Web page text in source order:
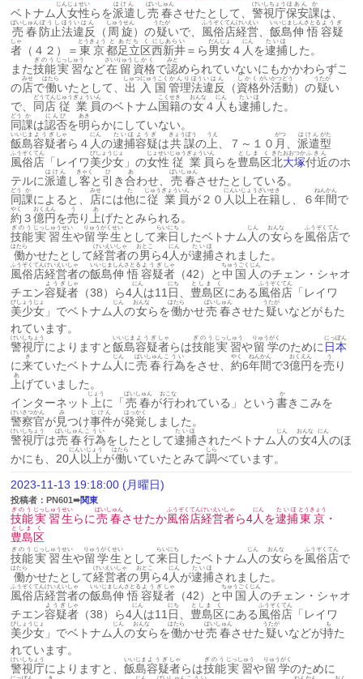
ベトナム 人
じん
女性
じょせい
らを派遣
はけん
し売春
ばいしゅん
させたとして、 警視庁
けいしちょう
保安
ほあん
課
か
は、
売春
ばいしゅん
防止
ぼうし
法
ほう
違反
いはん
（ 周旋
しゅうせん
）の疑
うたが
いで、 風俗
ふうぞく
店
てん
経営
けいえい
飯島
いいじま
伸
しん
悟
さとる
容疑
ようぎ
者
しゃ
（４２）＝ 東京
とうきょう
都
と
足立
あだち
区
く
西新井
にしあらい
＝ら男女
だんじょ
４ 人
にん
を逮捕
たいほ
した。
また技能
ぎのう
実習
じっしゅう
など在留
ざいりゅう
資格
しかく
で認
みと
められていないにもかかわらずこ
の店
みせ
で働
はたら
いたとして、 出入国
しゅつにゅうこく
管理
かんり
法
ほう
違反
いはん
（資格
しかく
外
がい
活動
かつどう
）の疑
うたが
い
で、
同店
どうてん
従業
じゅうぎょう
員
いん
のベトナム 国籍
こくせき
の女
おんな
４ 人
にん
も逮捕
たいほ
した。
同
どう
課
か
は認否
にんぴ
を明
あき
らかにしていない。
飯島
いいじま
容疑
ようぎ
者
しゃ
ら４ 人
にん
の逮捕
たいほ
容疑
ようぎ
は共謀
きょうぼう
の 上
うえ
、７～１０ 月
がつ
派遣
はけん
型
がた
風俗
ふうぞく
店
てん
「レイワ美少女
びしょうじょ
」の女性
じょせい
従業
じゅうぎょう
員
いん
らを豊島
としま
区
く
北大塚
きたおおつか
付近
ふきん
のホ
テルに派遣
はけん
し客
きゃく
と 引
ひ
き合
あ
わせ、 売春
ばいしゅん
させたとしている。
同
どう
課
か
によると、 店
みせ
には他
た
に従業
じゅうぎょう
員
いん
が２０ 人
にん
以上
いじょう
在籍
ざいせき
し、６年間
ねんかん
で
約
やく
３億
おく
円
えん
を売
う
り 上
あ
げたとみられる。
技能
ぎのう
実習
じっしゅう
生
せい
や留学生
りゅうがくせい
として来日
らいにち
したベトナム 人
じん
の女
おんな
らを 風俗
ふうぞく
店
てん
で
働
はたら
かせたとして経営
けいえい
者
しゃ
の男
おとこ
ら4人
にん
が逮捕
たいほ
されました。
風俗
ふうぞく
店
てん
経営
けいえい
者
しゃ
の飯島
いいじま
伸
しん
悟
さとる
容疑
ようぎ
者
しゃ
（42）と中国人
ちゅうごくじん
のチェン・シャオ
チエン容疑
ようぎ
者
しゃ
（38）ら4人
にん
は11 日
にち
豊島
としま
区
く
にある 風俗
ふうぞく
店
てん
「レイワ
美少女
びしょうじょ
」でベトナム 人
じん
の女
おんな
らを働
はたら
かせ売春
ばいしゅん
させた 疑
うたが
いなどがもた
れています。
警視庁
けいしちょう
によりますと飯島
いいじま
容疑
ようぎ
者
しゃ
らは技能
ぎのう
実習
じっしゅう
や留学
りゅうがく
のために 日本
にっぽん
に来
き
ていたベトナム 人
じん
に売春
ばいしゅん
行為
こうい
をさせ、 約
やく
6年間
ねんかん
で3億
おく
円
えん
を売
う
り
上
あ
げていました。
インターネット
上
じょう
に「 売春
ばいしゅん
が行
おこな
われている」という書
か
きこみを
警察官
けいさつかん
が見
み
つけ事件
じけん
が発覚
はっかく
しました。
警視庁
けいしちょう
は売春
ばいしゅん
行為
こうい
をしたとして逮捕
たいほ
されたベトナム 人
じん
の女
おんな
4人
にん
のほ
かにも、20人
にん
以上
いじょう
が働
はたら
いていたとみて調
しら
べています。
2023-11-13 19:18:00 (月曜日)
投稿者：PN601➠関東
技能
ぎのう
実習
じっしゅう
生
せい
らに売春
ばいしゅん
させたか風俗
ふうぞく
店
てん
経営
けいえい
者
しゃ
ら4人
にん
を逮捕
たいほ
東京
とうきょう
・
豊島
としま
区
く
技能
ぎのう
実習
じっしゅう
生
せい
や留学生
りゅうがくせい
として来日
らいにち
したベトナム 人
じん
の女
おんな
らを 風俗
ふうぞく
店
てん
で
働
はたら
かせたとして経営
けいえい
者
しゃ
の男
おとこ
ら4人
にん
が逮捕
たいほ
されました。
風俗
ふうぞく
店
てん
経営
けいえい
者
しゃ
の飯島
いいじま
伸
しん
悟
さとる
容疑
ようぎ
者
しゃ
（42）と中国人
ちゅうごくじん
のチェン・シャオ
チエン容疑
ようぎ
者
しゃ
（38）ら4人
にん
は11 日
にち
豊島
としま
区
く
にある 風俗
ふうぞく
店
てん
「レイワ
美少女
びしょうじょ
」でベトナム 人
じん
の女
おんな
らを働
はたら
かせ売春
ばいしゅん
させた 疑
うたが
いなどが持
も
た
れています。
警視庁
けいしちょう
によりますと、 飯島
いいじま
容疑
ようぎ
者
しゃ
らは技能
ぎのう
実習
じっしゅう
や留学
りゅうがく
のために
にっぽん き じん ばいしゅん こうい ねんかん おく